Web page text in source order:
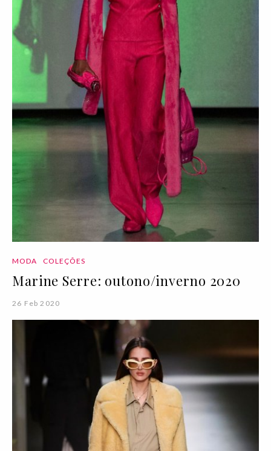
MODA COLEÇÕES
Marine Serre: outono/inverno 2020
26 Feb 2020